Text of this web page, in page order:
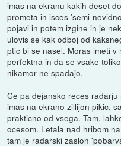
imas na ekranu kakih deset
prometa in isces 'semi-
pojavi in potem izgine in je
ulovis se kak odboj od
ptic bi se nasel. Moras imeti
perfektna in da se vsake
nikamor ne spadajo.
Ce pa dejansko reces
imas na ekrano zillijon pikic,
prakticno od vsega. Tam,
ocesom. Letala nad hribom
tam je radarski zaslon